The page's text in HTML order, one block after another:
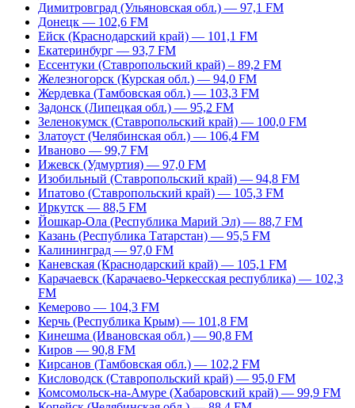
Димитровград (Ульяновская обл.) — 97,1 FM
Донецк — 102,6 FM
Ейск (Краснодарский край) — 101,1 FM
Екатеринбург — 93,7 FM
Ессентуки (Ставропольский край) – 89,2 FM
Железногорск (Курская обл.) — 94,0 FM
Жердевка (Тамбовская обл.) — 103,3 FM
Задонск (Липецкая обл.) — 95,2 FM
Зеленокумск (Ставропольский край) — 100,0 FM
Златоуст (Челябинская обл.) — 106,4 FM
Иваново — 99,7 FM
Ижевск (Удмуртия) — 97,0 FM
Изобильный (Ставропольский край) — 94,8 FM
Ипатово (Ставропольский край) — 105,3 FM
Иркутск — 88,5 FM
Йошкар-Ола (Республика Марий Эл) — 88,7 FM
Казань (Республика Татарстан) — 95,5 FM
Калининград — 97,0 FM
Каневская (Краснодарский край) — 105,1 FM
Карачаевск (Карачаево-Черкесская республика) — 102,3
FM
Кемерово — 104,3 FM
Керчь (Республика Крым) — 101,8 FM
Кинешма (Ивановская обл.) — 90,8 FM
Киров — 90,8 FM
Кирсанов (Тамбовская обл.) — 102,2 FM
Кисловодск (Ставропольский край) — 95,0 FM
Комсомольск-на-Амуре (Хабаровский край) — 99,9 FM